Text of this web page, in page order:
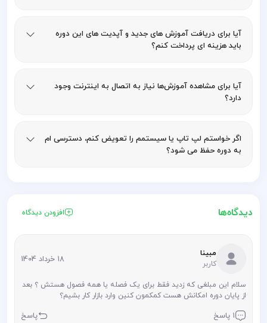
آیا برای دریافت آموزش های جدید و آپدیت های این دوره
باید هزینه ای پرداخت کنم؟
آیا برای مشاهده آموزش‌ها نیاز به اتصال به اینترنت وجود
دارد؟
اگر خواستم لپ تاپ یا سیستمم را تعویض کنم، دسترسی ام
به دوره حفظ می شود؟
دیدگاه‌ها افزودن دیدگاه
مبینا
کاربر 18 خرداد 1404
سلام این مبلغی که زدید فقط برای یک فصله یا همه فصول هستش ؟ بعد
از پایان دوره امکانش هست کمکمون کنین وارد بازار کار بشیم؟
1 پاسخ پاسخ